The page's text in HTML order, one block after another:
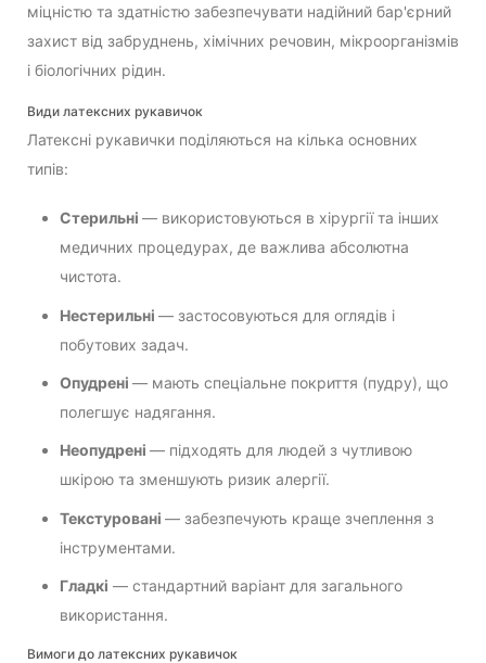
міцністю та здатністю забезпечувати надійний бар'єрний
захист від забруднень, хімічних речовин, мікроорганізмів
і біологічних рідин.
Види латексних рукавичок
Латексні рукавички поділяються на кілька основних
типів:
Стерильні — використовуються в хірургії та інших
медичних процедурах, де важлива абсолютна
чистота.
Нестерильні — застосовуються для оглядів і
побутових задач.
Опудрені — мають спеціальне покриття (пудру), що
полегшує надягання.
Неопудрені — підходять для людей з чутливою
шкірою та зменшують ризик алергії.
Текстуровані — забезпечують краще зчеплення з
інструментами.
Гладкі — стандартний варіант для загального
використання.
Вимоги до латексних рукавичок